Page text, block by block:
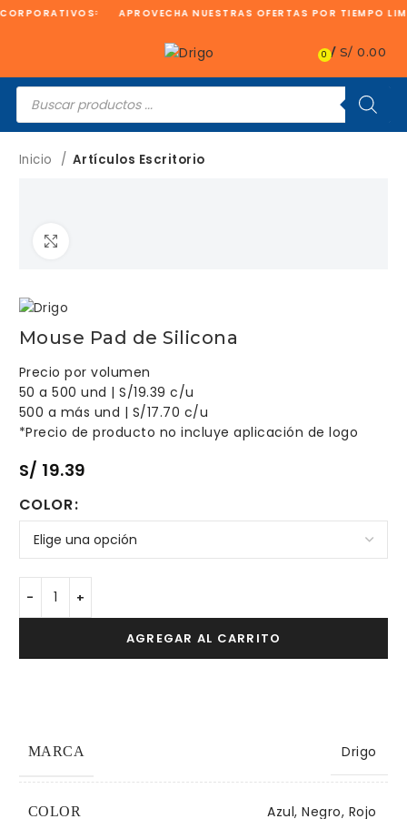
APROVECHA NUESTRAS OFERTAS POR TIEMPO
0 / S/ 0.00
Búsqueda
de
productos
Inicio Artículos Escritorio
Mouse Pad de Silicona
S/ 19.39
Precio por volumen
50 a 500 und | S/19.39 c/u
500 a más und | S/17.70 c/u
*Precio de producto no incluye aplicación de logo
MARCA Drigo
COLOR Azul, Negro, Rojo
COLOR
AGREGAR AL CARRITO